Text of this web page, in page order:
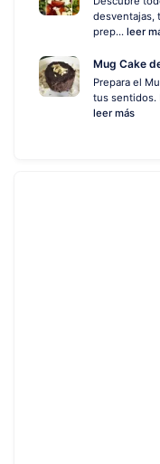
desventajas,
prep... leer
Mug Cake
Prepara el
tus sentidos.
leer más